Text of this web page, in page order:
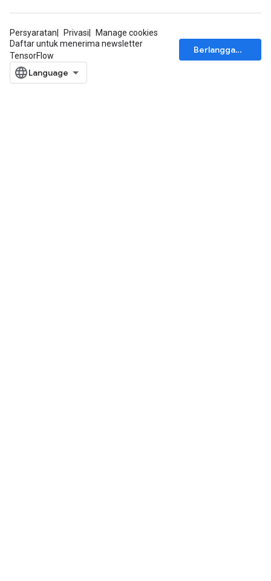
Persyaratan Privasi
Manage cookies
Daftar untuk menerima newsletter
TensorFlow
Berlangganan